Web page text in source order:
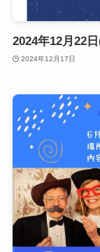
2024年12月22
2024年12月17日